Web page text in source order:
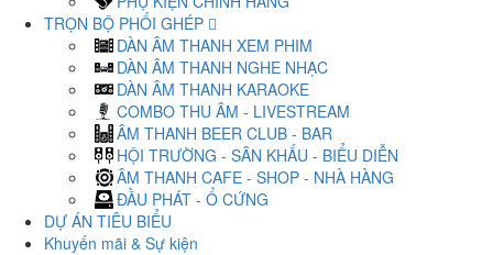
TRỌN BỘ PHỐI GHÉP
DÀN ÂM THANH XEM PHIM
DÀN ÂM THANH NGHE NHẠC
DÀN ÂM THANH KARAOKE
COMBO THU ÂM - LIVESTREAM
ÂM THANH BEER CLUB - BAR
HỘI TRƯỜNG - SÂN KHẤU - BIỂU DIỄN
ÂM THANH CAFE - SHOP - NHÀ HÀNG
ĐẦU PHÁT - Ổ CỨNG
DỰ ÁN TIÊU BIỂU
Khuyến mãi & Sự kiện